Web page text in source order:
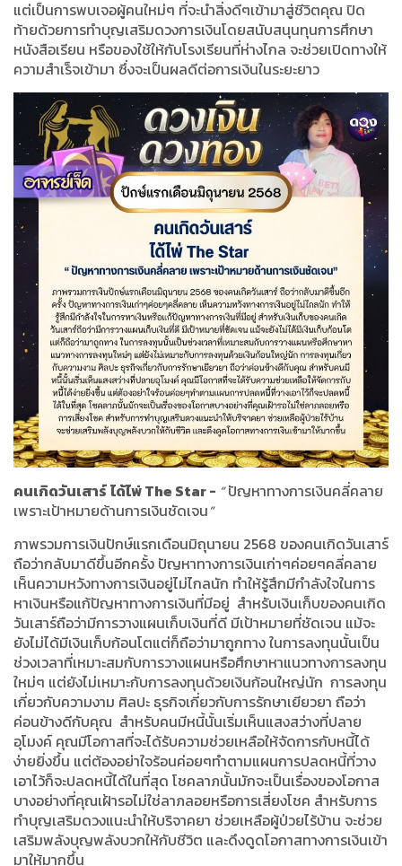
แต่เป็นการพบเจอผู้คนใหม่ๆ ที่จะนำสิ่งดีๆเข้ามาสู่ชีวิตคุณ ปิด
ท้ายด้วยการทำบุญเสริมดวงการเงินโดยสนับสนุนทุนการศึกษา
หนังสือเรียน หรือของใช้ให้กับโรงเรียนที่ห่างไกล จะช่วยเปิดทางให้
ความสำเร็จเข้ามา ซึ่งจะเป็นผลดีต่อการเงินในระยะยาว
คนเกิดวันเสาร์ได้ไพ่The Star - “ปัญหาทางการเงินคลี่คลาย
เพราะเป้าหมายด้านการเงินชัดเจน”
ภาพรวมการเงินปักษ์แรกเดือนมิถุนายน 2568 ของคนเกิดวันเสาร์
ถือว่ากลับมาดีขึ้นอีกครั้ง ปัญหาทางการเงินเก่าๆค่อยๆคลี่คลาย
เห็นความหวังทางการเงินอยู่ไม่ไกลนัก ทำให้รู้สึกมีกำลังใจในการ
หาเงินหรือแก้ปัญหาทางการเงินที่มีอยู่ สำหรับเงินเก็บของคนเกิด
วันเสาร์ถือว่ามีการวางแผนเก็บเงินที่ดี มีเป้าหมายที่ชัดเจน แม้จะ
ยังไม่ได้มีเงินเก็บก้อนโตแต่ก็ถือว่ามาถูกทาง ในการลงทุนนั้นเป็น
ช่วงเวลาที่เหมาะสมกับการวางแผนหรือศึกษาหาแนวทางการลงทุน
ใหม่ๆ แต่ยังไม่เหมาะกับการลงทุนด้วยเงินก้อนใหญ่นัก การลงทุน
เกี่ยวกับความงาม ศิลปะ ธุรกิจเกี่ยวกับการรักษาเยียวยา ถือว่า
ค่อนข้างดีกับคุณ สำหรับคนมีหนี้นั้นเริ่มเห็นแสงสว่างที่ปลาย
อุโมงค์ คุณมีโอกาสที่จะได้รับความช่วยเหลือให้จัดการกับหนี้ได้
ง่ายยิ่งขึ้น แต่ต้องอย่าใจร้อนค่อยๆทำตามแผนการปลดหนี้ที่วาง
เอาไว้ก็จะปลดหนี้ได้ในที่สุด โชคลาภนั้นมักจะเป็นเรื่องของโอกาส
บางอย่างที่คุณเฝ้ารอไม่ใช่ลาภลอยหรือการเสี่ยงโชค สำหรับการ
ทำบุญเสริมดวงแนะนำให้บริจาคยา ช่วยเหลือผู้ป่วยไร้บ้าน จะช่วย
เสริมพลังบุญพลังบวกให้กับชีวิต และดึงดูดโอกาสทางการเงินเข้า
มาให้มากขึ้น